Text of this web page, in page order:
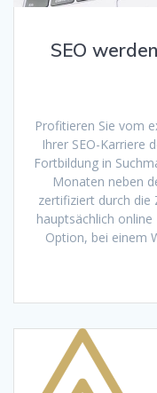
SEO
Profitieren Sie vom
Ihrer SEO-Karriere
Fortbildung in
Monaten neben
zertifiziert durch die
hauptsächlich
Option, bei einem